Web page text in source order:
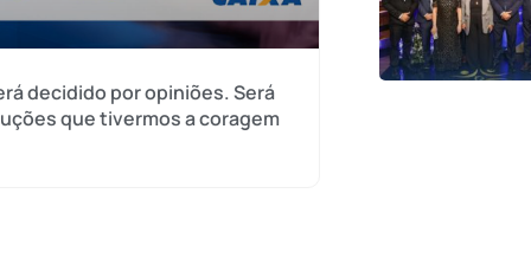
decidido por opiniões. Será
que tivermos a coragem